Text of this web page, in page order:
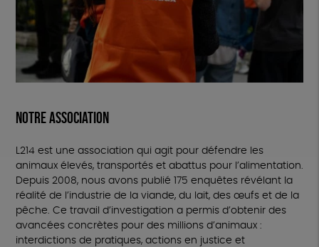
NOTRE ASSOCIATION
L214 est une association qui agit pour défendre les
animaux élevés, transportés et abattus pour l’alimentation.
Depuis 2008, nous avons publié 175 enquêtes révélant la
réalité de l’industrie de la viande, du lait, des œufs et de la
pêche. Ce travail d’investigation a permis d’obtenir des
avancées concrètes pour des millions d’animaux :
interdictions de pratiques, actions en justice et